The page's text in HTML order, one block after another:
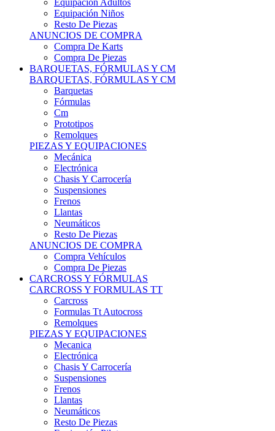
Equipación Adultos
Equipación Niños
Resto De Piezas
ANUNCIOS DE COMPRA
Compra De Karts
Compra De Piezas
BARQUETAS, FÓRMULAS Y CM
BARQUETAS, FÓRMULAS Y CM
Barquetas
Fórmulas
Cm
Prototipos
Remolques
PIEZAS Y EQUIPACIONES
Mecánica
Electrónica
Chasis Y Carrocería
Suspensiones
Frenos
Llantas
Neumáticos
Resto De Piezas
ANUNCIOS DE COMPRA
Compra Vehículos
Compra De Piezas
CARCROSS Y FÓRMULAS
CARCROSS Y FORMULAS TT
Carcross
Formulas Tt Autocross
Remolques
PIEZAS Y EQUIPACIONES
Mecanica
Electrónica
Chasis Y Carrocería
Suspensiones
Frenos
Llantas
Neumáticos
Resto De Piezas